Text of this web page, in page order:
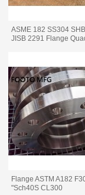
ASME 182 SS304
JISB 2291 Flange
Flange ASTM A182
"Sch40S CL300